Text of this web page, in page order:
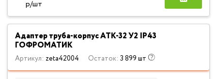
р/шт
Адаптер труба-корпус АТК-32 У2 IP43
ГОФРОМАТИК
Артикул: zeta42004 Остаток: 3 899 шт